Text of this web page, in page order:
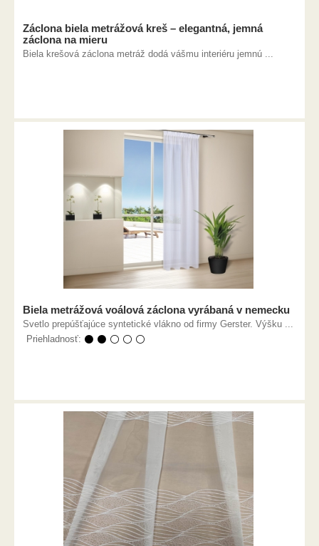
Záclona biela metrážová kreš – elegantná, jemná
záclona na mieru
Biela krešová záclona metráž dodá vášmu interiéru jemnú ...
Biela metrážová voálová záclona vyrábaná v nemecku
Svetlo prepúšťajúce syntetické vlákno od firmy Gerster. Výšku ...
Priehladnosť: ⚫ ⚫ ⚪ ⚪ ⚪